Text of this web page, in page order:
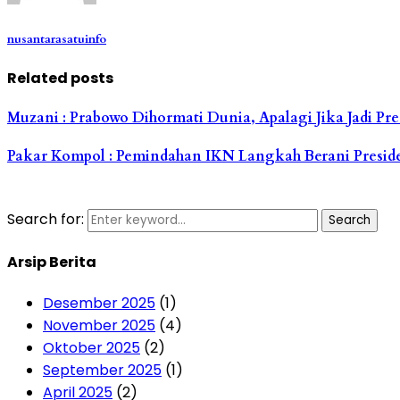
nusantarasatuinfo
Related posts
Muzani : Prabowo Dihormati Dunia, Apalagi Jika Jadi
Pakar Kompol : Pemindahan IKN Langkah Berani
Search for: Search
Arsip Berita
Desember 2025 (1)
November 2025 (4)
Oktober 2025 (2)
September 2025 (1)
April 2025 (2)